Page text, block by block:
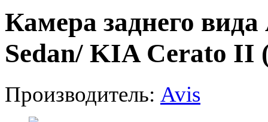
Камера заднего
Sedan/ KIA Cerato II
Производитель: Avis